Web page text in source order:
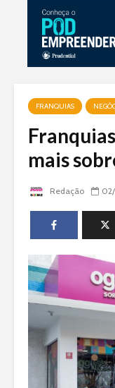
FRANQUIAS
mais
Redação